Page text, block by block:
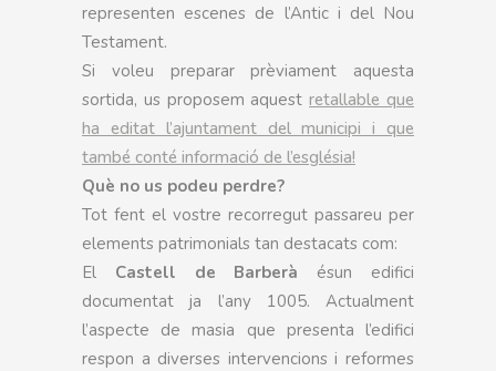
representen escenes de l’Antic i del Nou
Testament.
Si voleu preparar prèviament aquesta
sortida, us proposem aquestretallable que
ha editat l’ajuntament del municipi i que
també conté informació de l’església!
Què no us podeu perdre?
Tot fent el vostre recorregut passareu per
elements patrimonials tan destacats com:
El Castell de Barberà ésun edifici
documentat ja l’any 1005. Actualment
l’aspecte de masia que presenta l’edifici
respon a diverses intervencions i reformes